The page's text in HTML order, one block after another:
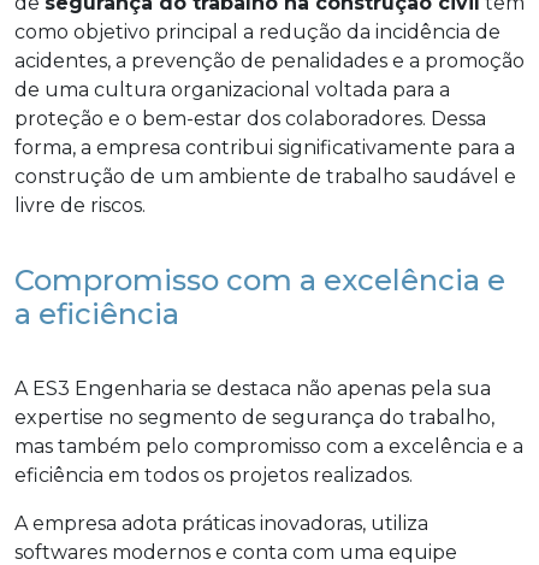
como objetivo principal a redução da incidência de
acidentes, a prevenção de penalidades e a promoção
de uma cultura organizacional voltada para a
proteção e o bem-estar dos colaboradores. Dessa
forma, a empresa contribui significativamente para a
construção de um ambiente de trabalho saudável e
livre de riscos.
Compromisso com a excelência e
a eficiência
A ES3 Engenharia se destaca não apenas pela sua
expertise no segmento de segurança do trabalho,
mas também pelo compromisso com a excelência e a
eficiência em todos os projetos realizados.
A empresa adota práticas inovadoras, utiliza
softwares modernos e conta com uma equipe